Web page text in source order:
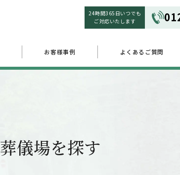
24時間365日いつでも
ご対応いたします
お客様事例 よくあるご質問
葬儀場を探す